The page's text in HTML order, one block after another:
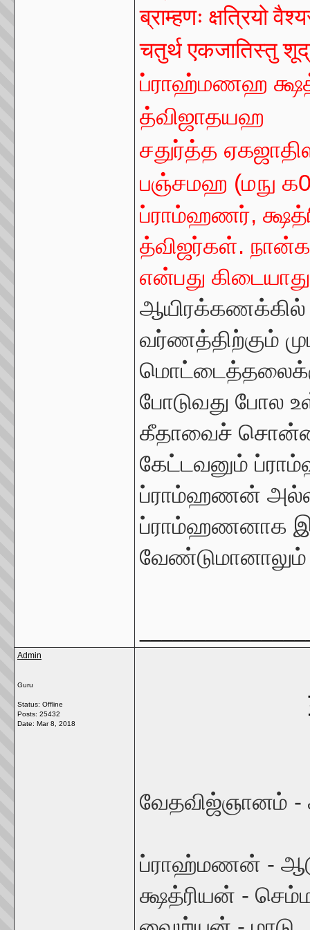
ब्राम्हणः क्षत्रियो
चतुर्थ एकजातिस्तु
ப்ராஹ்மணஹ
த்விஜாதயஹ
சதுர்த்த
பஞ்சமஹ (மநு
ப்ராம்ஹணர்,
த்விஜர்கள்.
என்பது
ஆயிரக்கணக்கில்
வர்ணத்திற்கும்
போடுவது போல
கீதாவைச்
கேட்டவனும்
ப்ராம்ஹணன்
ப்ராம்ஹணனாக
வேண்டுமானாலும்
Admin
Guru
Status: Offline
Posts: 25432
Date: Mar 8, 2018
வேதவிஜ்ஞானம் -
ப்ராஹ்மணன் -
க்ஷத்ரியன் -